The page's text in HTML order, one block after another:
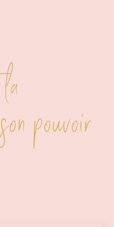
pouvoir